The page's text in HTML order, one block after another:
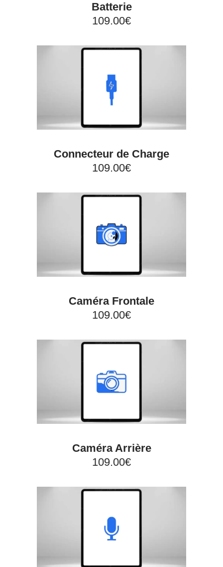
Batterie
109.00€
Connecteur de Charge
109.00€
Caméra Frontale
109.00€
Caméra Arrière
109.00€